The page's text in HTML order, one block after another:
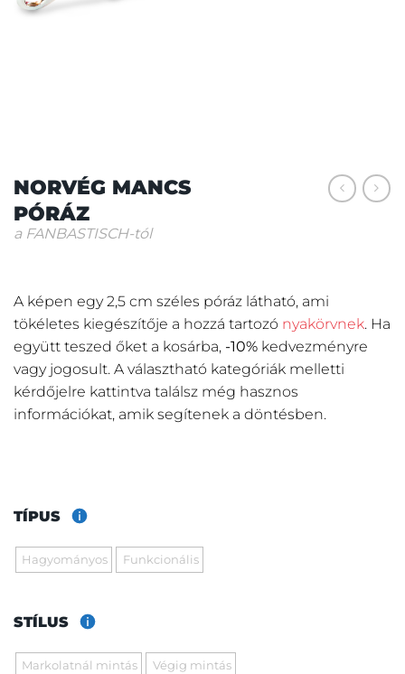
NORVÉG MANCS
PÓRÁZ
a FANBASTISCH-tól
A képen egy 2,5 cm széles póráz látható, ami
tökéletes kiegészítője a hozzá tartozó nyakörvnek. Ha
együtt teszed őket a kosárba, -10% kedvezményre
vagy jogosult. A választható kategóriák melletti
kérdőjelre kattintva találsz még hasznos
információkat, amik segítenek a döntésben.
TÍPUS
Hagyományos Funkcionális
STÍLUS
Markolatnál mintás Végig mintás